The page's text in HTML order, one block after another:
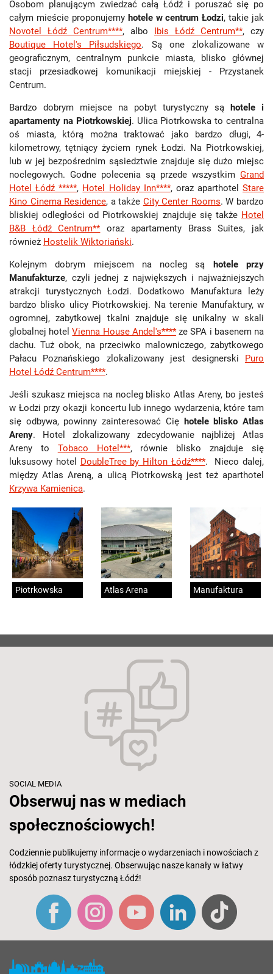
Osobom planującym zwiedzać całą Łódź i poruszać się po
całym mieście proponujemy hotele w centrum Łodzi, takie jak
Novotel Łódź Centrum****, albo Ibis Łódź Centrum**, czy
Boutique Hotel's Piłsudskiego. Są one zlokalizowane w
geograficznym, centralnym punkcie miasta, blisko głównej
stacji przesiadkowej komunikacji miejskiej - Przystanek
Centrum.
Bardzo dobrym miejsce na pobyt turystyczny są hotele i
apartamenty na Piotrkowskiej. Ulica Piotrkowska to centralna
oś miasta, którą można traktować jako bardzo długi, 4-
kilometrowy, tętniący życiem rynek Łodzi. Na Piotrkowskiej,
lub w jej bezpośrednim sąsiedztwie znajduje się dużo miejsc
noclegowych. Godne polecenia są przede wszystkim Grand
Hotel Łódź *****, Hotel Holiday Inn****, oraz aparthotel Stare
Kino Cinema Residence, a także City Center Rooms. W bardzo
bliskiej odległości od Piotrkowskiej znajduje się także Hotel
B&B Łódź Centrum**oraz apartamenty Brass Suites, jak
również Hostelik Wiktoriański.
Kolejnym dobrym miejscem na nocleg są hotele przy
Manufakturze, czyli jednej z największych i najważniejszych
atrakcji turystycznych Łodzi. Dodatkowo Manufaktura leży
bardzo blisko ulicy Piotrkowskiej. Na terenie Manufaktury, w
ogromnej, zabytkowej tkalni znajduje się unikalny w skali
globalnej hotelVienna House Andel's****ze SPA i basenem na
dachu. Tuż obok, na przeciwko malowniczego, zabytkowego
Pałacu Poznańskiego zlokalizowany jest designerski Puro
Hotel Łódź Centrum****.
Jeśli szukasz miejsca na nocleg blisko Atlas Areny, bo jesteś
w Łodzi przy okazji koncertu lub innego wydarzenia, które tam
się odbywa, powinny zainteresować Cię hotele blisko Atlas
Areny. Hotel zlokalizowany zdecydowanie najbliżej Atlas
Areny to Tobaco Hotel***, równie blisko znajduje się
luksusowy hotel DoubleTree by Hilton Łódź****. Nieco dalej,
między Atlas Areną, a ulicą Piotrkowską jest też aparthotel
Krzywa Kamienica.
Piotrkowska Atlas Arena Manufaktura
SOCIAL MEDIA
Obserwuj nas w mediach
społecznościowych!
Codziennie publikujemy informacje o wydarzeniach i nowościach z
łódzkiej oferty turystycznej. Obserwując nasze kanały w łatwy
sposób poznasz turystyczną Łódź!